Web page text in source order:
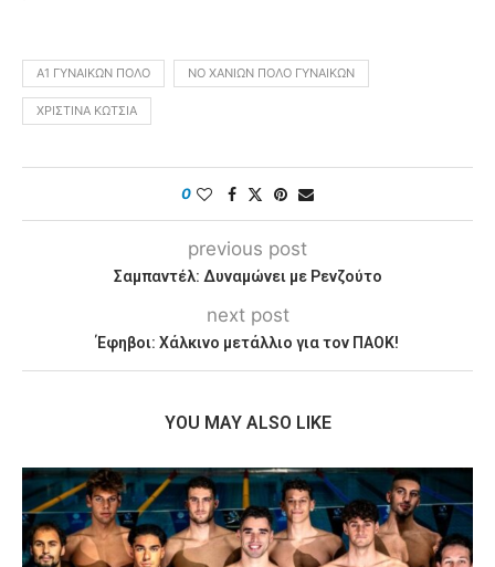
Α1 ΓΥΝΑΙΚΏΝ ΠΌΛΟ ΝΟ ΧΑΝΊΩΝ ΠΌΛΟ ΓΥΝΑΙΚΏΝ
ΧΡΙΣΤΊΝΑ ΚΏΤΣΙΑ
0
previous post
Σαμπαντέλ: Δυναμώνει με Ρενζούτο
next post
Έφηβοι: Χάλκινο μετάλλιο για τον ΠΑΟΚ!
YOU MAY ALSO LIKE